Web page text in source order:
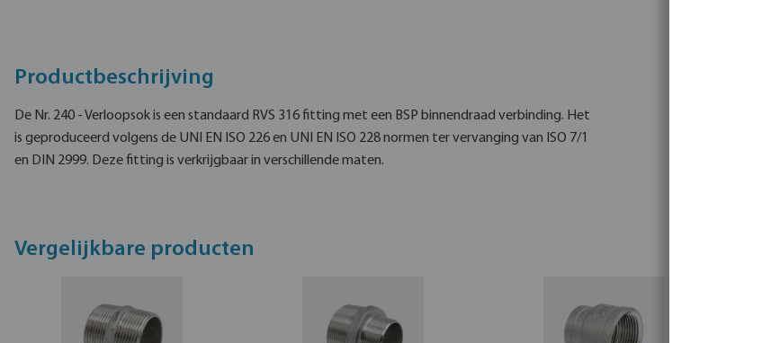
Productbeschrijving
De Nr. 240 - Verloopsok is een standaard RVS 316 fitting met een BSP binnendraad verbinding. Het
is geproduceerd volgens de UNI EN ISO 226 en UNI EN ISO 228 normen ter vervanging van ISO 7/1
en DIN 2999. Deze fitting is verkrijgbaar in verschillende maten.
Vergelijkbare producten